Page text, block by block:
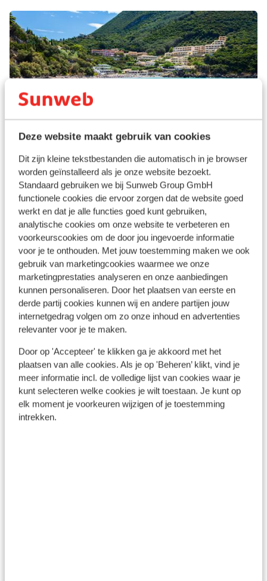
Deze website maakt gebruik van cookies
Dit zijn kleine tekstbestanden die automatisch in je browser
worden geïnstalleerd als je onze website bezoekt.
Standaard gebruiken we bij Sunweb Group GmbH
functionele cookies die ervoor zorgen dat de website goed
werkt en dat je alle functies goed kunt gebruiken,
analytische cookies om onze website te verbeteren en
voorkeurscookies om de door jou ingevoerde informatie
voor je te onthouden. Met jouw toestemming maken we ook
gebruik van marketingcookies waarmee we onze
marketingprestaties analyseren en onze aanbiedingen
kunnen personaliseren. Door het plaatsen van eerste en
derde partij cookies kunnen wij en andere partijen jouw
internetgedrag volgen om zo onze inhoud en advertenties
relevanter voor je te maken.
Door op 'Accepteer' te klikken ga je akkoord met het
plaatsen van alle cookies. Als je op 'Beheren’ klikt, vind je
meer informatie incl. de volledige lijst van cookies waar je
kunt selecteren welke cookies je wilt toestaan. Je kunt op
elk moment je voorkeuren wijzigen of je toestemming
intrekken.
Ermones
Glyfada